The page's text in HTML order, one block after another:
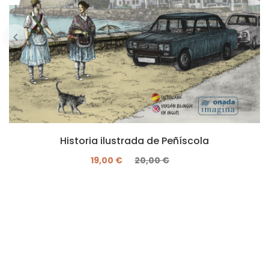
Historia ilustrada de Peñíscola
19,00 € 20,00 €